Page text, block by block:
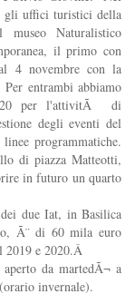
uffici turistici della
Naturalistico
il primo con
4 novembre con la
entrambi abbiamo
per l'attivitÃ di
degli eventi del
programmatiche.
di piazza Matteotti,
in futuro un quarto
due Iat, in Basilica
Ã¨ di 60 mila euro
2019 e 2020.Â
da martedÃ¬ a
invernale).